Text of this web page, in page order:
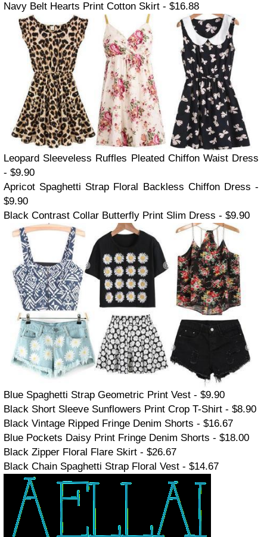
Navy Belt Hearts Print Cotton Skirt - $16.88
Leopard Sleeveless Ruffles Pleated Chiffon Waist Dress
- $9.90
Apricot Spaghetti Strap Floral Backless Chiffon Dress -
$9.90
Black Contrast Collar Butterfly Print Slim Dress - $9.90
Blue Spaghetti Strap Geometric Print Vest - $9.90
Black Short Sleeve Sunflowers Print Crop T-Shirt - $8.90
Black Vintage Ripped Fringe Denim Shorts - $16.67
Blue Pockets Daisy Print Fringe Denim Shorts - $18.00
Black Zipper Floral Flare Skirt - $26.67
Black Chain Spaghetti Strap Floral Vest - $14.67